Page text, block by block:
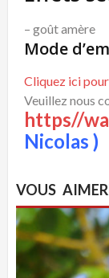
– goût amère
Mode
Cliquez ici
Veuillez nous
https//
Nicolas )
VOUS